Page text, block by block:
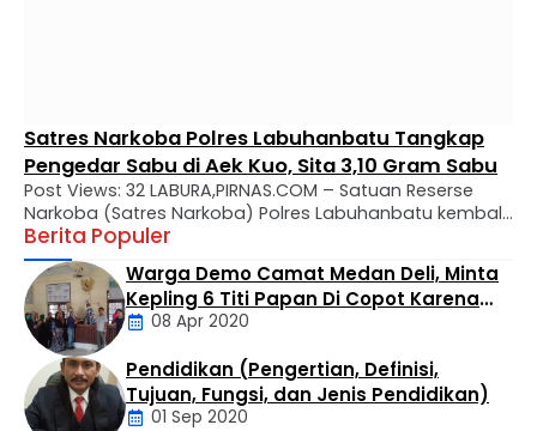
Satres Narkoba Polres Labuhanbatu Tangkap
Pengedar Sabu di Aek Kuo, Sita 3,10 Gram Sabu
Post Views: 32 LABURA,PIRNAS.COM – Satuan Reserse
Narkoba (Satres Narkoba) Polres Labuhanbatu kembali
mengungkap kasus peredaran narkotika jenis sabu di
wilayah hukumnya. Seorang pria berinisial MTS alias
Tebe (34) berhasil diamankan dalam operasi yang
digelar di Kelurahan Bandar Selamat, Kecamatan Aek
Kuo, Kabupaten Labuhanbatu Utara, Selasa (4/8/2026)
sekitar pukul 14.30 WIB. Penangkapan dilakukan oleh Tim
…
Berita Populer
Daerah
Warga Demo Camat Medan Deli, Minta
Kepling 6 Titi Papan Di Copot Karena
Tak Perduli Sama Warganya
08 Apr 2020
Pendidikan (Pengertian, Definisi,
Tujuan, Fungsi, dan Jenis Pendidikan)
01 Sep 2020